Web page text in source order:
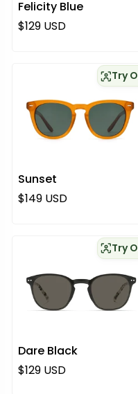
Felicity Blue
Regulärer Preis
$129 USD
Sunset
Try
Regulärer Preis
$149 USD
Dare Black
Try
Regulärer Preis
$129 USD